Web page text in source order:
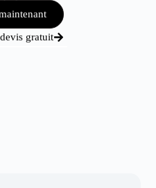
gratuit